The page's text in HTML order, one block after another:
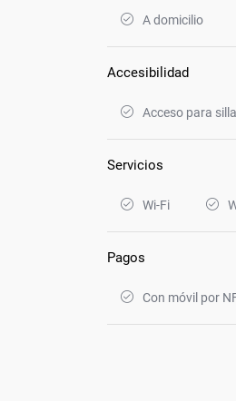
A domicilio
Accesibilidad
Acceso para
Servicios
Wi-Fi
Pagos
Con móvil por